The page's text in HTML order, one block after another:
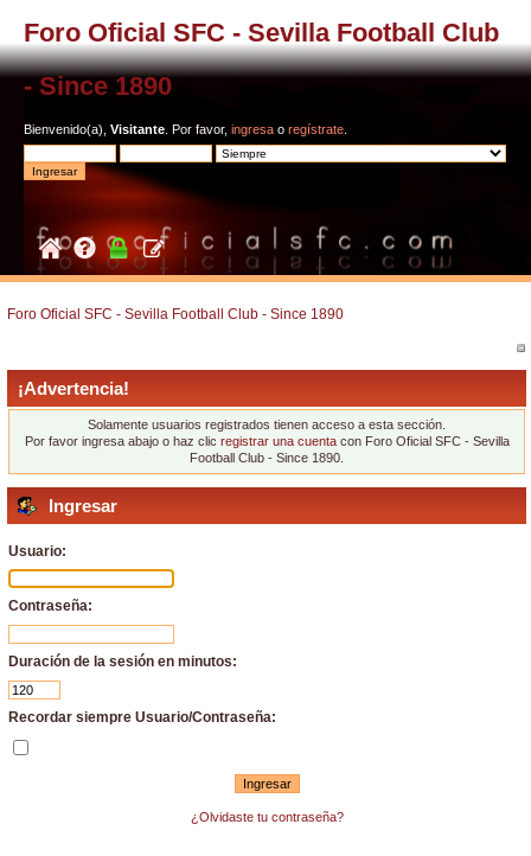
Foro Oficial SFC - Sevilla Football Club
- Since 1890
Bienvenido(a), Visitante . Por favor, ingresa o regístrate
Foro Oficial SFC - Sevilla Football Club - Since 1890
¡Advertencia!
Solamente usuarios registrados tienen acceso a esta sección.
Por favor ingresa abajo o haz clic registrar una cuentacon Foro Oficial SFC - Sevilla
Football Club - Since 1890.
Ingresar
Usuario:
Contraseña:
Duración de la sesión en minutos:
Recordar siempre Usuario/Contraseña:
¿Olvidaste tu contraseña?